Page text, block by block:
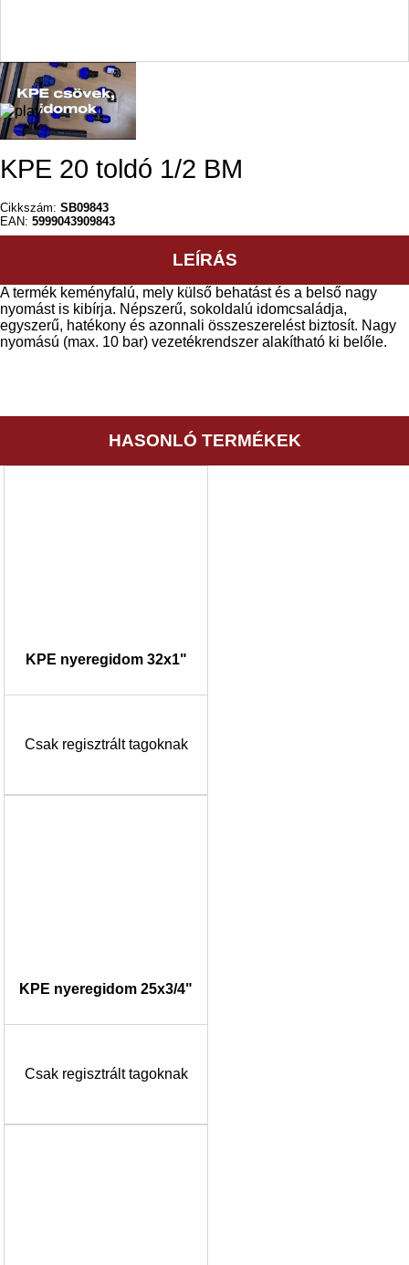
KPE 20 toldó 1/2 BM
Cikkszám: SB09843
EAN: 5999043909843
LEÍRÁS
A termék keményfalú, mely külső behatást és a belső nagy
nyomást is kibírja. Népszerű, sokoldalú idomcsaládja,
egyszerű, hatékony és azonnali összeszerelést biztosít. Nagy
nyomású (max. 10 bar) vezetékrendszer alakítható ki belőle.
HASONLÓ TERMÉKEK
KPE nyeregidom 32x1"
Csak regisztrált tagoknak
KPE nyeregidom 25x3/4"
Csak regisztrált tagoknak